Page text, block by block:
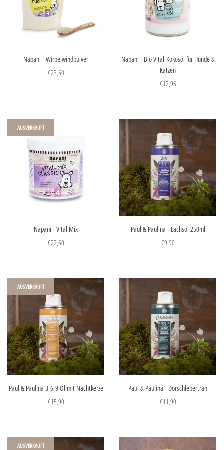
Napani - Wirbelwindpulver
€23,50
Napani - Bio Vital-Kokosöl für Hunde &
Katzen
€12,95
Napani - Vital Mix
€22,50
AUSVERKAUFT
Paul & Paulina - Lachsöl 250ml
€9,90
Paul & Paulina 3-6-9 Öl mit Nachtkerze
€15,90
AUSVERKAUFT
Paul & Paulina - Dorschlebertran
€11,90
AUSVERKAUFT